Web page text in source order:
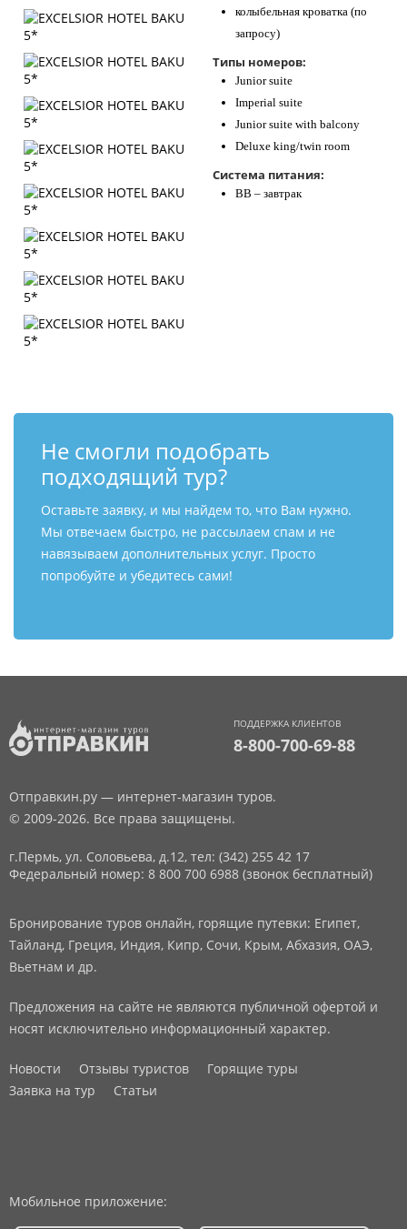
колыбельная кроватка (по
запросу)
Типы номеров:
Junior suite
Imperial suite
Junior suite with balcony
Deluxe king/twin room
Система питания:
BB – завтрак
Не смогли подобрать
подходящий тур?
Оставьте заявку, и мы найдем то, что Вам нужно.
Мы отвечаем быстро, не рассылаем спам и не
навязываем дополнительных услуг. Просто
попробуйте и убедитесь сами!
ПОДДЕРЖКА КЛИЕНТОВ
8-800-700-69-88
Отправкин.ру — интернет-магазин туров.
© 2009-2026. Все права защищены.
г.Пермь, ул. Соловьева, д.12, тел: (342) 255 42 17
Федеральный номер: 8 800 700 6988 (звонок бесплатный)
Бронирование туров онлайн, горящие путевки: Египет,
Тайланд, Греция, Индия, Кипр, Сочи, Крым, Абхазия, ОАЭ,
Вьетнам и др.
Предложения на сайте не являются публичной офертой и
носят исключительно информационный характер.
Новости Отзывы туристов
Горящие туры
Заявка на тур
Статьи
Мобильное приложение: